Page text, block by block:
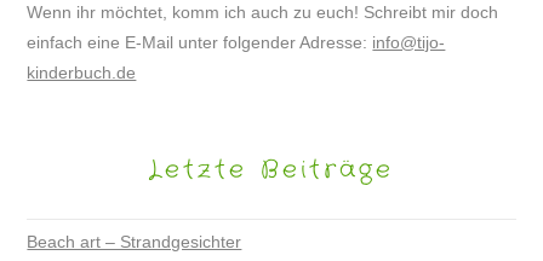
Wenn ihr möchtet, komm ich auch zu euch! Schreibt mir doch
einfach eine E-Mail unter folgender Adresse: info@tijo-
kinderbuch.de
Letzte Beiträge
Beach art – Strandgesichter